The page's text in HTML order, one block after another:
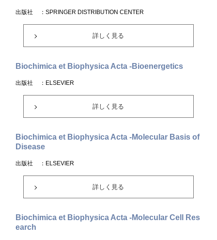
出版社 ：SPRINGER DISTRIBUTION CENTER
詳しく見る
Biochimica et Biophysica Acta -Bioenergetics
出版社 ：ELSEVIER
詳しく見る
Biochimica et Biophysica Acta -Molecular Basis of
Disease
出版社 ：ELSEVIER
詳しく見る
Biochimica et Biophysica Acta -Molecular Cell Res
earch